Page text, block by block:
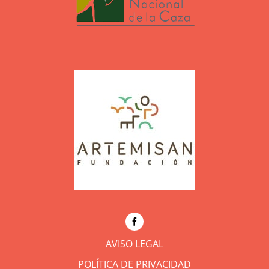
AVISO LEGAL
POLÍTICA DE PRIVACIDAD